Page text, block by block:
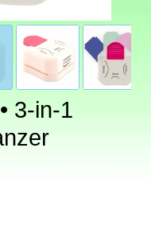
3-in-1